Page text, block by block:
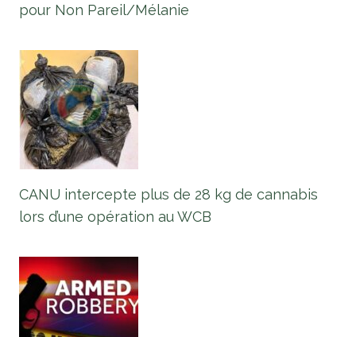
pour Non Pareil/Mélanie
CANU intercepte plus de 28 kg de cannabis
lors d’une opération au WCB